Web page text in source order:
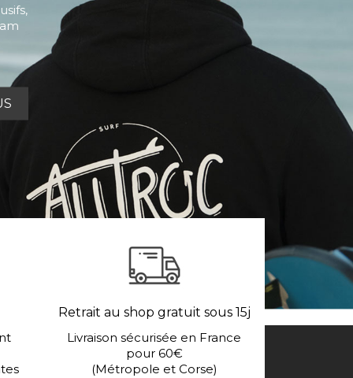
Retrait au shop gratuit sous 15j
Livraison sécurisée en France
pour 60€
(Métropole et Corse)